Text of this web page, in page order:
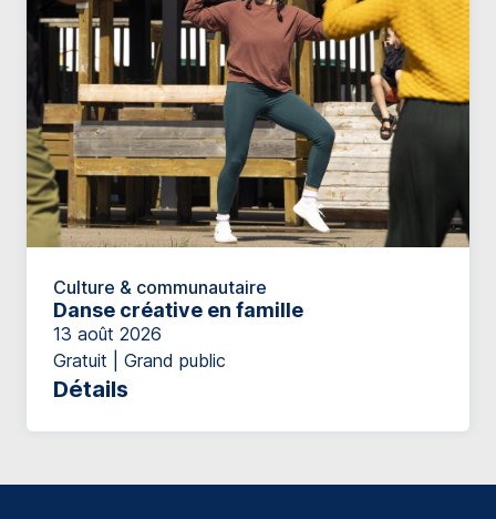
Culture & communautaire
Danse créative en famille
13 août 2026
Gratuit | Grand public
Détails